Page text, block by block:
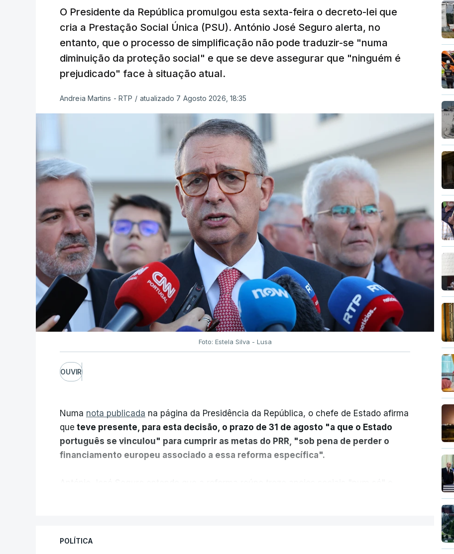
O Presidente da República promulgou esta sexta-feira o decreto-lei que
cria a Prestação Social Única (PSU). António José Seguro alerta, no
entanto, que o processo de simplificação não pode traduzir-se "numa
diminuição da proteção social" e que se deve assegurar que "ninguém é
prejudicado" face à situação atual.
Andreia Martins - RTP / atualizado 7 Agosto 2026, 18:35
Foto: Estela Silva - Lusa
OUVIR
Numa nota publicada na página da Presidência da República, o chefe de Estado afirma
que teve presente, para esta decisão, o prazo de 31 de agosto "a que o Estado
português se vinculou" para cumprir as metas do PRR, "sob pena de perder o
financiamento europeu associado a essa reforma específica".
os apoios chegam a quem mais necessita, estaremos a dar um passo na direção
POLÍTICA